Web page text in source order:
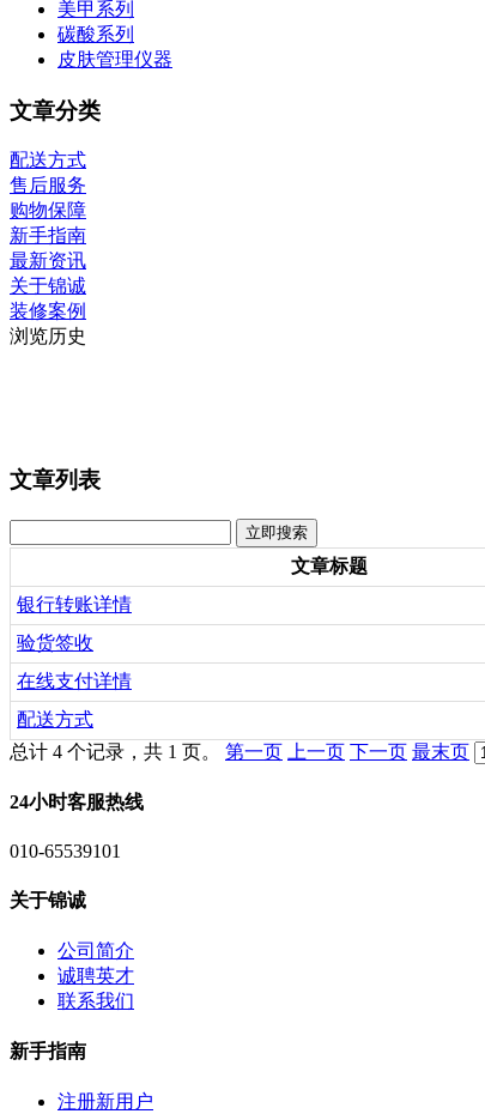
美甲系列
碳酸系列
皮肤管理仪器
文章分类
配送方式
售后服务
购物保障
新手指南
最新资讯
关于锦诚
装修案例
浏览历史
文章列表
文章标题
银行转账详情
验货签收
在线支付详情
配送方式
总计 4 个记录，共 1 页。 第一页 上一页 下一页 最末页
24小时客服热线
010-65539101
关于锦诚
公司简介
诚聘英才
联系我们
新手指南
注册新用户